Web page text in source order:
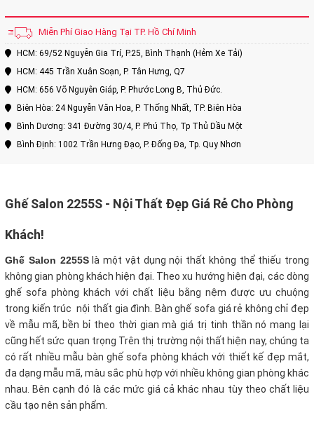
Miễn Phí Giao Hàng Tại TP. Hồ Chí Minh
HCM: 69/52 Nguyễn Gia Trí, P.25, Bình Thạnh (Hẻm Xe Tải)
HCM: 445 Trần Xuân Soạn, P. Tân Hưng, Q7
HCM: 656 Võ Nguyên Giáp, P. Phước Long B, Thủ Đức.
Biên Hòa: 24 Nguyễn Văn Hoa, P. Thống Nhất, TP. Biên Hòa
Bình Dương: 341 Đường 30/4, P. Phú Thọ, Tp Thủ Dầu Một
Bình Định: 1002 Trần Hưng Đạo, P. Đống Đa, Tp. Quy Nhơn
Ghế Salon 2255S - Nội Thất Đẹp Giá Rẻ Cho Phòng
Khách!
Ghế Salon 2255Slà một vật dụng nội thất không thể thiếu trong
không gian phòng khách hiện đại. Theo xu hướng hiện đại, các dòng
ghế sofa phòng khách với chất liệu bằng nệm được ưu chuộng
trong kiến trúc nội thất gia đình. Bàn ghế sofa giá rẻ không chỉ đẹp
về mẫu mã, bền bỉ theo thời gian mà giá trị tinh thần nó mang lại
cũng hết sức quan trọng Trên thị trường nội thất hiện nay, chúng ta
có rất nhiều mẫu bàn ghế sofa phòng khách với thiết kế đẹp mắt,
đa dạng mẫu mã, màu sắc phù hợp với nhiều không gian phòng khác
nhau. Bên cạnh đó là các mức giá cả khác nhau tùy theo chất liệu
cầu tạo nên sản phẩm.